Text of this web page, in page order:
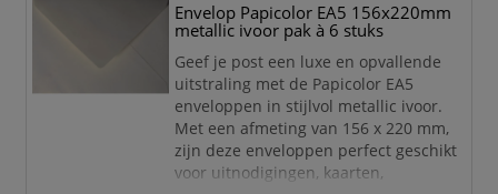
lichtroze kleur is ideaal voor speciale
gelegenheden en
marketingdoeleinden.
Of je nu e
Envelop Papicolor EA5 156x220mm
metallic ivoor pak à 6 stuks
Geef je post een luxe en opvallende
uitstraling met de Papicolor EA5
enveloppen in stijlvol metallic ivoor.
Met een afmeting van 156 x 220 mm,
zijn deze enveloppen perfect geschikt
voor uitnodigingen, kaarten,